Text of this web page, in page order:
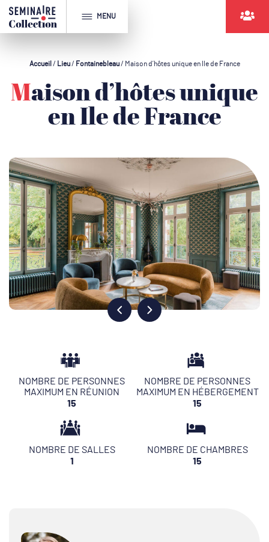
MENU
Accueil / Lieu/ Fontainebleau/ Maison d’hôtes unique en Ile de France
Maison d’hôtes unique
en Ile de France
NOMBRE DE PERSONNES
MAXIMUM EN RÉUNION
15
NOMBRE DE PERSONNES
MAXIMUM EN HÉBERGEMENT
15
NOMBRE DE SALLES
1
NOMBRE DE CHAMBRES
15